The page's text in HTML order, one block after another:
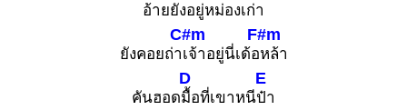
อ้ายยังอยู่หม่องเก่า
ยังคอยถ่า
C#m
เจ้าอยู่นี่เด้อ
F#m
หล้า
คันฮอด
D
มื้อที่เขาหนี
E
ป๋า